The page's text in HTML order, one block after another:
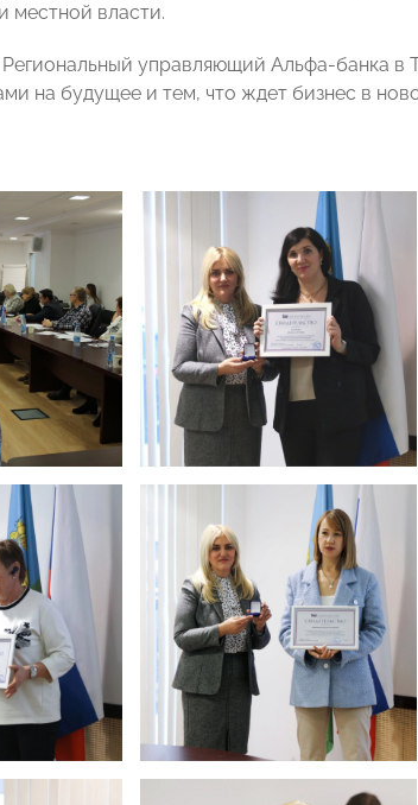
местной власти.
Региональный управляющий Альфа-банка в
на будущее и тем, что ждет бизнес в